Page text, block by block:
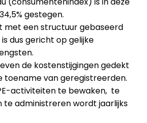
gestegen.
met een structuur gebaseerd
dus gericht op gelijke
de kostenstijgingen gedekt
toename van geregistreerden.
activiteiten te bewaken, te
te administreren wordt jaarlijks